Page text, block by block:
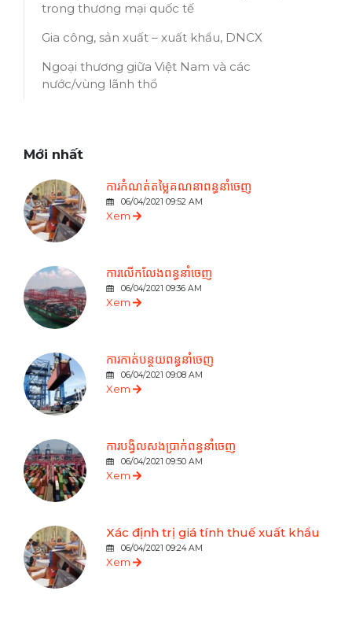
trong thương mại quốc tế
Gia công, sản xuất – xuất khẩu, DNCX
Ngoại thương giữa Việt Nam và các
nước/vùng lãnh thổ
Mới nhất
ការកំណត់តម្លៃគណនាពន្ធនាំចេញ
06/04/2021 09:52 AM
Xem
ការលើកលែងពន្ធនាំចេញ
06/04/2021 09:36 AM
Xem
ការកាត់បន្ថយពន្ធនាំចេញ
06/04/2021 09:08 AM
Xem
ការបង្វិលសងប្រាក់ពន្ធនាំចេញ
06/04/2021 09:50 AM
Xem
Xác định trị giá tính thuế xuất khẩu
06/04/2021 09:24 AM
Xem